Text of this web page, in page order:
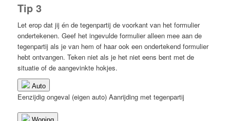
Tip 3
Let erop dat jij én de tegenpartij de voorkant van het formulier
ondertekenen. Geef het ingevulde formulier alleen mee aan de
tegenpartij als je van hem of haar ook een ondertekend formulier
hebt ontvangen. Teken niet als je het niet eens bent met de
situatie of de aangevinkte hokjes.
Auto
Eenzijdig ongeval (eigen auto) Aanrijding met tegenpartij